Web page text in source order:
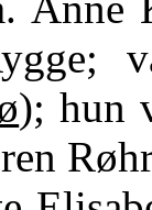
); hun